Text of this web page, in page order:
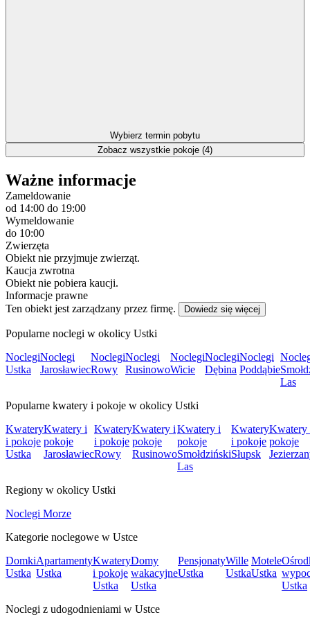
Wybierz termin pobytu
Zobacz wszystkie pokoje (4)
Ważne informacje
Zameldowanie
od 14:00 do 19:00
Wymeldowanie
do 10:00
Zwierzęta
Obiekt nie przyjmuje zwierząt.
Kaucja zwrotna
Obiekt nie pobiera kaucji.
Informacje prawne
Ten obiekt jest zarządzany przez firmę.
Dowiedz się więcej
Popularne noclegi w okolicy Ustki
Noclegi
Ustka
Noclegi
Jarosławiec
Noclegi
Rowy
Noclegi
Rusinowo
Noclegi
Wicie
Noclegi
Dębina
Noclegi
Poddąbie
Las
Popularne kwatery i pokoje w okolicy Ustki
Kwatery
i pokoje
Ustka
Kwatery i
pokoje
Jarosławiec
Kwatery
i pokoje
Rowy
Kwatery i
pokoje
Rusinowo
Kwatery i
pokoje
Smołdziński
Las
Kwatery
i pokoje
Słupsk
Kwatery
pokoje
Regiony w okolicy Ustki
Noclegi Morze
Kategorie noclegowe w Ustce
Domki
Ustka
Apartamenty
Ustka
Kwatery
i pokoje
Ustka
Domy
wakacyjne
Ustka
Pensjonaty
Ustka
Wille
Ustka
Motele
Ustka
Ustka
Noclegi z udogodnieniami w Ustce